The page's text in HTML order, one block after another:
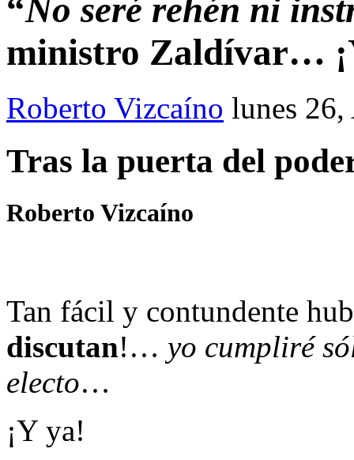
“No seré rehén ni
ministro Zaldívar…
Roberto Vizcaíno lunes
Tras la puerta del
Roberto Vizcaíno
Tan fácil y contundente
discutan!… yo cumpliré
electo…
¡Y ya!